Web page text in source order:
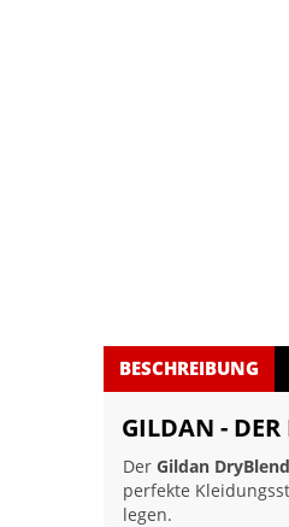
BESCHREIBUNG
GILDAN -
Der Gildan
perfekte
legen.